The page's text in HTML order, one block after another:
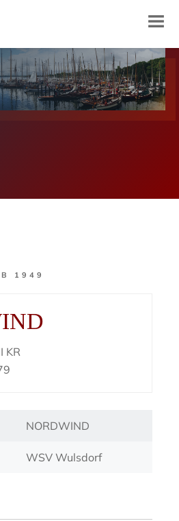
1949
KR
NORDWIND
WSV Wulsdorf